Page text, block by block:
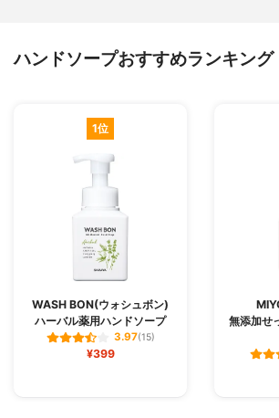
ハンドソープおすすめランキング
1位
WASH BON(ウォシュボン)
ハーバル薬用ハンドソープ
3.97(15)
¥399
無添加せ